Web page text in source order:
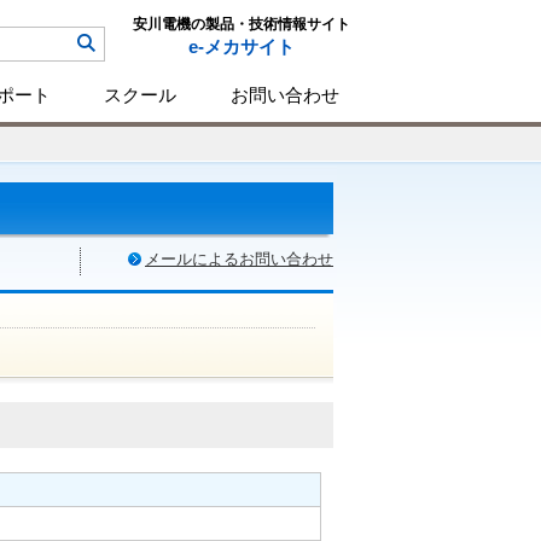
安川電機の製品・技術情報サイト
e-メカサイト
ート スクール お問い合わせ
メールによるお問い合わせ